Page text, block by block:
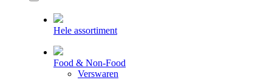
Hele assortiment
Food & Non-Food
Verswaren